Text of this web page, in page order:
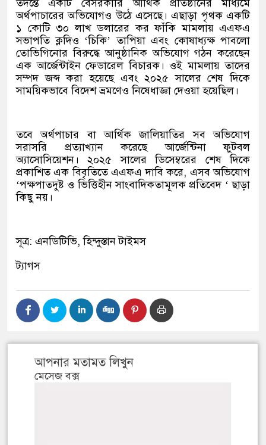
তদন্তে একটি বেসরকারি আর্থিক প্রতিষ্ঠানের মাধ্যমে
অর্থপাচারের অভিযোগও উঠে এসেছে। এছাড়া পৃথক একটি
১ কোটি ৩০ লাখ ডলারের কর ফাঁকি মামলায় এএফএ
সভাপতি ক্লদিও ‘চিকি’ তাপিয়া এবং কোষাধ্যক্ষ পাবলো
তোভিগিনোর বিরুদ্ধে আনুষ্ঠানিক অভিযোগ গঠন করেছেন
এক আর্জেন্টাইন ফেডারেল বিচারক। ওই মামলায় তাদের
সম্পদ জব্দ করা হয়েছে এবং ২০২৫ সালের শেষ দিকে
সাময়িকভাবে বিদেশ ভ্রমণেও নিষেধাজ্ঞা দেওয়া হয়েছিল।
তবে অর্থপাচার বা আর্থিক জালিয়াতির সব অভিযোগ
সরাসরি প্রত্যাখ্যান করেছে আর্জেন্টিনা ফুটবল
অ্যাসোসিয়েশন। ২০২৫ সালের ডিসেম্বরের শেষ দিকে
প্রকাশিত এক বিবৃতিতে এএফএ দাবি করে, এসব অভিযোগ
‘পক্ষপাতদুষ্ট ও ভিত্তিহীন সাংবাদিকতামূলক প্রতিবেদ ‘ ছাড়া
কিছু নয়।
সূত্র: এনডিটিভি, হিন্দুস্তান টাইমস
ট্যাগস
আপনার মতামত লিখুন
মেসেজ বক্স